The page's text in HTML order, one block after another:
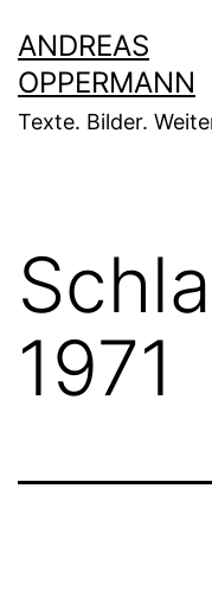
Inhalt
springen
ANDREAS
OPPERMANN
Texte. Bilder.
1971